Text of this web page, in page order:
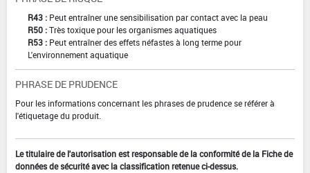
R43 : Peut entraîner une sensibilisation par contact avec la peau
R50 :Très toxique pour les organismes aquatiques
R53 : Peut entraîner des effets néfastes à long terme pour
L'environnement aquatique
PHRASE DE PRUDENCE
Pour les informations concernant les phrases de prudence se référer à
l'étiquetage du produit.
Le titulaire de l'autorisation est responsable de la conformité de la Fiche de
données de sécurité avec la classification retenue ci-dessus.